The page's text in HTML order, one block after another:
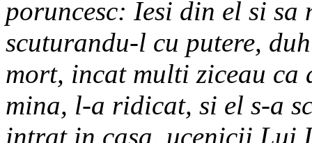
poruncesc: Iesi din el si
scuturandu-l cu putere,
mort, incat multi ziceau
mina, l-a ridicat, si el s-a
intrat in casa, ucenicii Lui